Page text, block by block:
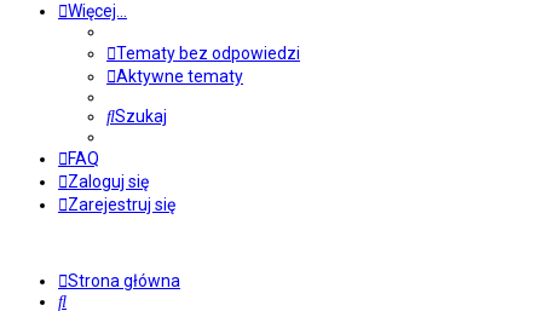
Więcej…
Tematy bez odpowiedzi
Aktywne tematy
Szukaj
FAQ
Zaloguj się
Zarejestruj się
Strona główna
Szukaj